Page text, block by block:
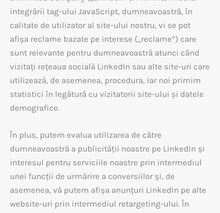
integrării tag-ului JavaScript, dumneavoastră, în
calitate de utilizator al site-ului nostru, vi se pot
afișa reclame bazate pe interese („reclame”) care
sunt relevante pentru dumneavoastră atunci când
vizitați rețeaua socială LinkedIn sau alte site-uri care
utilizează, de asemenea, procedura, iar noi primim
statistici în legătură cu vizitatorii site-ului și datele
demografice.
În plus, putem evalua utilizarea de către
dumneavoastră a publicității noastre pe LinkedIn și
interesul pentru serviciile noastre prin intermediul
unei funcții de urmărire a conversiilor și, de
asemenea, vă putem afișa anunțuri LinkedIn pe alte
website-uri prin intermediul retargeting-ului. În